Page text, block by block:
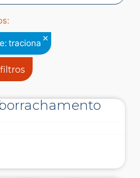
: traciona ×